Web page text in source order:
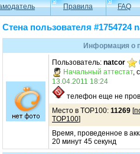
Правила FAQ
Стена пользователя #1754724
Информация о
Пользователь: natcor
Начальный аттестат,
13.04.2011 18:24
телефон еще не
Место в TOP100: 11269 [
TOP100]
Время, проведенное в
20 минут 45 секунд